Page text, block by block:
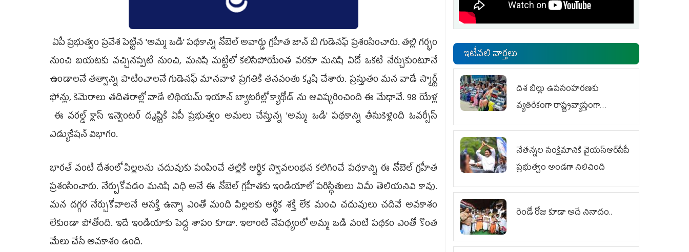
ఏపీ ప్ర‌భుత్వం ప్ర‌వేశ పెట్టిన 'అమ్మ ఒడి' ప‌థకాన్ని నోబెల్ అవార్డు గ్ర‌హీత జాన్ బి గుడెన‌ఫ్ ప్ర‌శంసించారు. త‌ల్లి గ‌ర్భం
నుంచి బ‌య‌ట‌కు వ‌చ్చిన‌ప్ప‌టి నుంచి, మ‌నిషి మ‌ట్టిలో క‌లిసిపోయేంత వ‌ర‌కూ మ‌నిషి ఏదో ఒక‌టి నేర్చుకుంటూనే
ఉండాల‌నే త‌త్వాన్ని పాటించాల‌నే గుడెన‌ఫ్ మానవాళి ప్ర‌గ‌తికి త‌న‌వంతు కృషి చేశారు. ప్ర‌స్తుతం మ‌న వాడే స్మార్ట్
ఫోన్లు, కెమెరాలు త‌దిత‌రాల్లో వాడే లిథియ‌మ్ ఇయాన్ బ్యాట‌రీల్లో క్యాథోడ్ ను ఆవిష్క‌రించింది ఈ మేధావే. 98 యేళ్ల
ఈ వ‌ర‌ల్డ్ క్లాస్ ఇన్వెంట‌ర్ దృష్టికి ఏపీ ప్ర‌భుత్వం అమ‌లు చేస్తున్న 'అమ్మ ఒడి' ప‌థ‌కాన్ని తీసుకెళ్లింది ఓవ‌ర్సీస్
ఎడ్యుకేషన్ విభాగం.
భార‌త్ వంటి దేశంలో పిల్ల‌లను చ‌దువుకు పంపించే త‌ల్లికి ఆర్థిక స్వావ‌లంభ‌న క‌లిగించే ప‌థ‌కాన్ని ఈ నోబెల్ గ్ర‌హీత
ప్ర‌శంసించారు. నేర్చుకోవ‌డం మ‌నిషి విధి అనే ఈ నోబెల్ గ్ర‌హీత‌కు ఇండియాలో ప‌రిస్థితులు ఏమీ తెలియ‌నివి కావు.
మ‌న ద‌గ్గ‌ర నేర్చుకోవాల‌నే ఆస‌క్తి ఉన్నా ఎంతో మంది పిల్ల‌ల‌కు ఆర్థిక శ‌క్తి లేక మంచి చ‌దువులు చ‌దివే అవ‌కాశం
లేకుండా పోతోంది. ఇదే ఇండియాకు పెద్ద శాపం కూడా. ఇలాంటి నేప‌థ్యంలో అమ్మ ఒడి వంటి ప‌థ‌కం ఎంతో కొంత
మేలు చేసే అవ‌కాశం ఉంది.
ఇటీవలి వార్తలు
దిశ బిల్లు ఉపసంహరణకు
వ్యతిరేకంగా రాష్ట్రవ్యాప్తంగా
వైయ‌స్ఆర్‌సీపీ మహిళా విభాగం
నేతన్నల సంక్షేమానికి వైయ‌స్ఆర్‌సీపీ
ప్రభుత్వం అండగా నిలిచింది
రెండో రోజు కూడా అదే నినాదం..